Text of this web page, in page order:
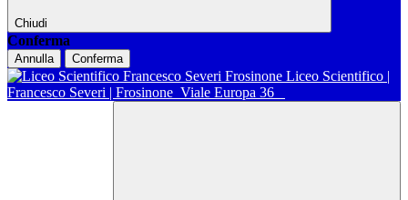
Chiudi
Conferma
Annulla Conferma
Liceo Scientifico |
Francesco Severi | Frosinone Viale Europa 36